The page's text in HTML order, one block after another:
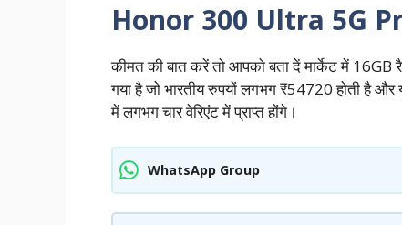
Honor 300 Ultra 5G
कीमत की बात करें तो आपको बता दें मार्केट में
गया है जो भारतीय रुपयों लगभग ₹54720 होती है और
में लगभग चार वेरिएंट में प्राप्त होंगे।
WhatsApp Group